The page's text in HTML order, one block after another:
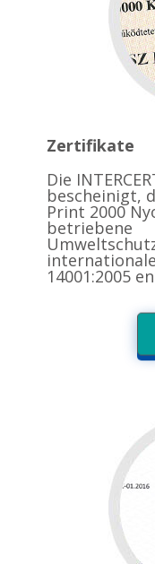
Zertifikate
Die
bescheinigt,
Print 2000
betriebene
14001:2005